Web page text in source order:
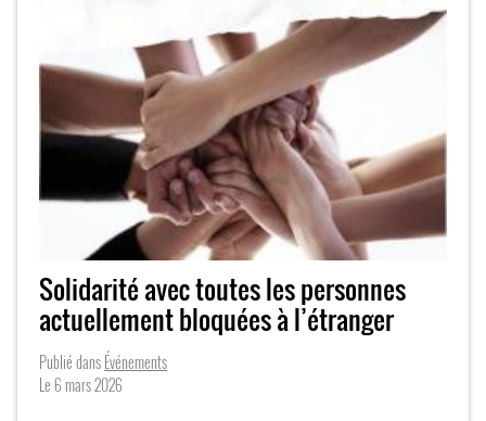
Solidarité avec toutes les personnes
actuellement bloquées à l’étranger
Publié dansÉvénements
Le6 mars 2026